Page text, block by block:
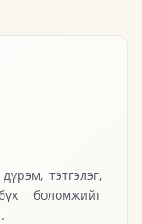
тэтгэлэг,
боломжийг